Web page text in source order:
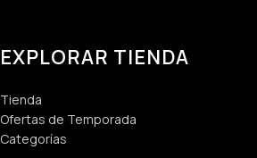
EXPLORAR TIENDA
Tienda
Ofertas de Temporada
Categorías